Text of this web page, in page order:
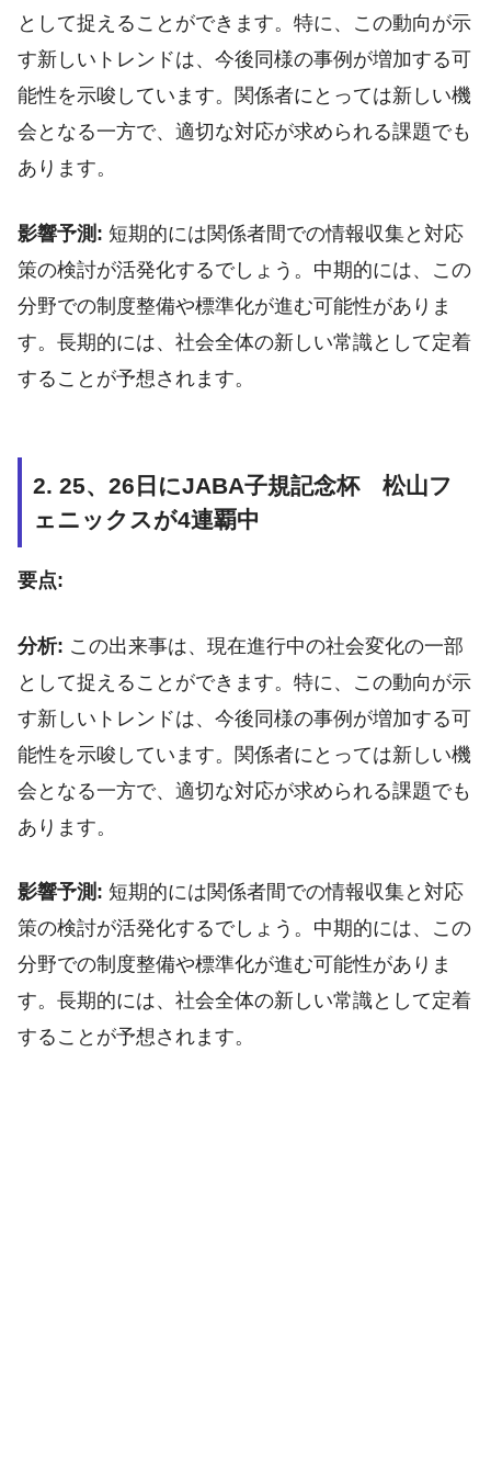
として捉えることができます。特に、この動向が示
す新しいトレンドは、今後同様の事例が増加する可
能性を示唆しています。関係者にとっては新しい機
会となる一方で、適切な対応が求められる課題でも
あります。
影響予測: 短期的には関係者間での情報収集と対応
策の検討が活発化するでしょう。中期的には、この
分野での制度整備や標準化が進む可能性がありま
す。長期的には、社会全体の新しい常識として定着
することが予想されます。
2. 25、26日にJABA子規記念杯 松山フ
ェニックスが4連覇中
要点:
分析: この出来事は、現在進行中の社会変化の一部
として捉えることができます。特に、この動向が示
す新しいトレンドは、今後同様の事例が増加する可
能性を示唆しています。関係者にとっては新しい機
会となる一方で、適切な対応が求められる課題でも
あります。
影響予測: 短期的には関係者間での情報収集と対応
策の検討が活発化するでしょう。中期的には、この
分野での制度整備や標準化が進む可能性がありま
す。長期的には、社会全体の新しい常識として定着
することが予想されます。